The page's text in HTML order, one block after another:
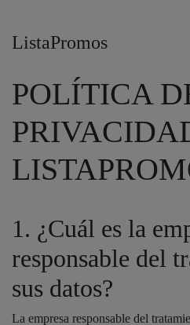
ListaPromos
POLÍTICA
1. ¿Cuál es la
responsable del
sus datos?
La empresa responsable del